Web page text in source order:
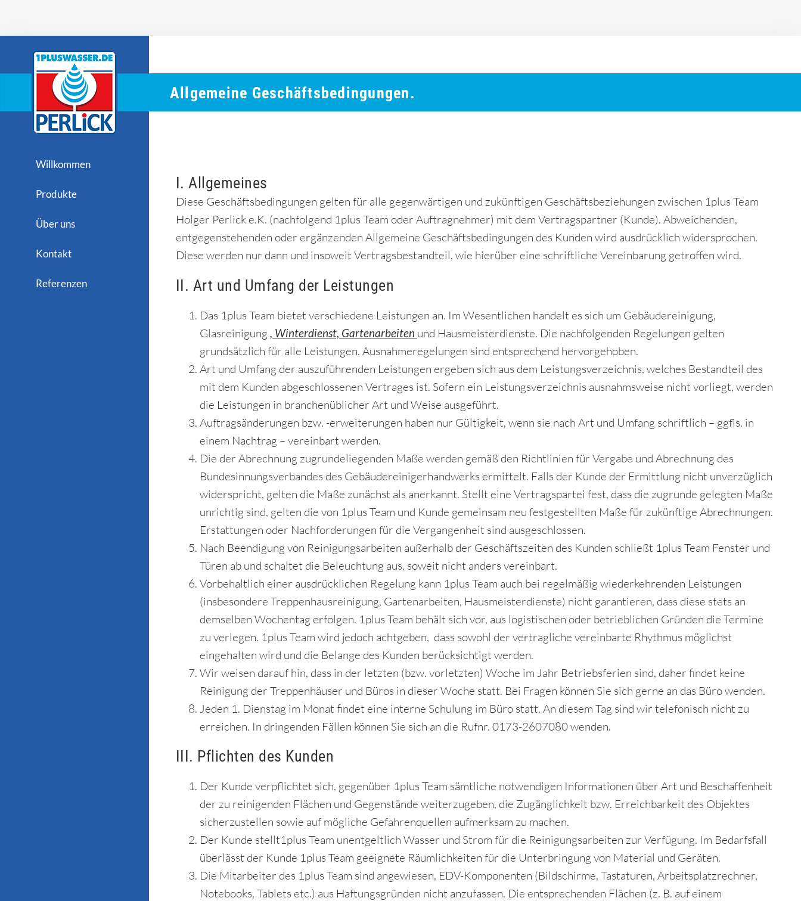
Willkommen
Produkte
Über uns
Kontakt
Referenzen
Allgemeine Geschäftsbedingungen.
I. Allgemeines
Diese Geschäftsbedingungen gelten für alle gegenwärtigen und zukünftigen Geschäftsbeziehungen zwischen 1plus Team
Holger Perlick e.K. (nachfolgend 1plus Team oder Auftragnehmer) mit dem Vertragspartner (Kunde). Abweichenden,
entgegenstehenden oder ergänzenden Allgemeine Geschäftsbedingungen des Kunden wird ausdrücklich widersprochen.
Diese werden nur dann und insoweit Vertragsbestandteil, wie hierüber eine schriftliche Vereinbarung getroffen wird.
II. Art und Umfang der Leistungen
Das 1plus Team bietet verschiedene Leistungen an. Im Wesentlichen handelt es sich um Gebäudereinigung,
Glasreinigung , Winterdienst, Gartenarbeiten und Hausmeisterdienste. Die nachfolgenden Regelungen gelten
grundsätzlich für alle Leistungen. Ausnahmeregelungen sind entsprechend hervorgehoben.
Art und Umfang der auszuführenden Leistungen ergeben sich aus dem Leistungsverzeichnis, welches Bestandteil des
mit dem Kunden abgeschlossenen Vertrages ist. Sofern ein Leistungsverzeichnis ausnahmsweise nicht vorliegt, werden
die Leistungen in branchenüblicher Art und Weise ausgeführt.
Auftragsänderungen bzw. -erweiterungen haben nur Gültigkeit, wenn sie nach Art und Umfang schriftlich – ggfls. in
einem Nachtrag – vereinbart werden.
Die der Abrechnung zugrundeliegenden Maße werden gemäß den Richtlinien für Vergabe und Abrechnung des
Bundesinnungsverbandes des Gebäudereinigerhandwerks ermittelt. Falls der Kunde der Ermittlung nicht unverzüglich
widerspricht, gelten die Maße zunächst als anerkannt. Stellt eine Vertragspartei fest, dass die zugrunde gelegten Maße
unrichtig sind, gelten die von 1plus Team und Kunde gemeinsam neu festgestellten Maße für zukünftige Abrechnungen.
Erstattungen oder Nachforderungen für die Vergangenheit sind ausgeschlossen.
Nach Beendigung von Reinigungsarbeiten außerhalb der Geschäftszeiten des Kunden schließt 1plus Team Fenster und
Türen ab und schaltet die Beleuchtung aus, soweit nicht anders vereinbart.
Vorbehaltlich einer ausdrücklichen Regelung kann 1plus Team auch bei regelmäßig wiederkehrenden Leistungen
(insbesondere Treppenhausreinigung, Gartenarbeiten, Hausmeisterdienste) nicht garantieren, dass diese stets an
demselben Wochentag erfolgen. 1plus Team behält sich vor, aus logistischen oder betrieblichen Gründen die Termine
zu verlegen. 1plus Team wird jedoch achtgeben, dass sowohl der vertragliche vereinbarte Rhythmus möglichst
eingehalten wird und die Belange des Kunden berücksichtigt werden.
Wir weisen darauf hin, dass in der letzten (bzw. vorletzten) Woche im Jahr Betriebsferien sind, daher findet keine
Reinigung der Treppenhäuser und Büros in dieser Woche statt. Bei Fragen können Sie sich gerne an das Büro wenden.
Jeden 1. Dienstag im Monat findet eine interne Schulung im Büro statt. An diesem Tag sind wir telefonisch nicht zu
erreichen. In dringenden Fällen können Sie sich an die Rufnr. 0173-2607080 wenden.
III. Pflichten des Kunden
Der Kunde verpflichtet sich, gegenüber 1plus Team sämtliche notwendigen Informationen über Art und Beschaffenheit
der zu reinigenden Flächen und Gegenstände weiterzugeben, die Zugänglichkeit bzw. Erreichbarkeit des Objektes
sicherzustellen sowie auf mögliche Gefahrenquellen aufmerksam zu machen.
Der Kunde stellt1plus Team unentgeltlich Wasser und Strom für die Reinigungsarbeiten zur Verfügung. Im Bedarfsfall
überlässt der Kunde 1plus Team geeignete Räumlichkeiten für die Unterbringung von Material und Geräten.
Die Mitarbeiter des 1plus Team sind angewiesen, EDV-Komponenten (Bildschirme, Tastaturen, Arbeitsplatzrechner,
Notebooks, Tablets etc.) aus Haftungsgründen nicht anzufassen. Die entsprechenden Flächen (z. B. auf einem